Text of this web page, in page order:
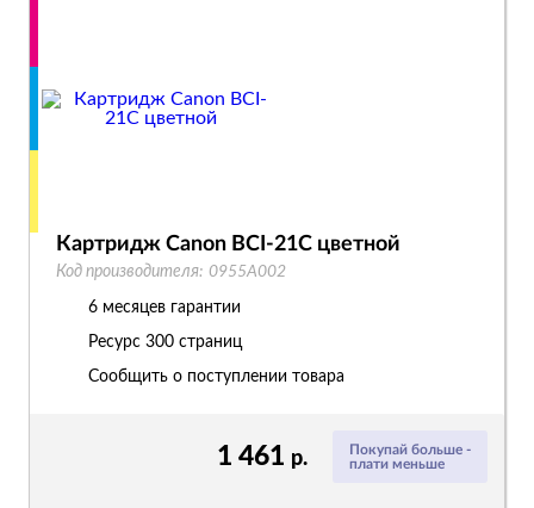
Покупай больше -
плати меньше
1 461 р.
Картридж Canon BCI-21C цветной
Код производителя: 0955A002
6 месяцев гарантии
Ресурс 300 страниц
Сообщить о поступлении товара